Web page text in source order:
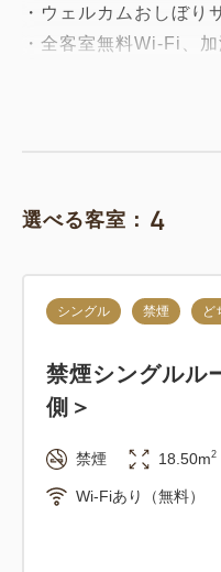
・ウェルカムおしぼり
・全客室無料Wi-Fi、
選べる客室： 4
シングル 禁煙 ど
禁煙シングルル
側＞
禁煙 18.50m2
Wi-Fiあり（無料）